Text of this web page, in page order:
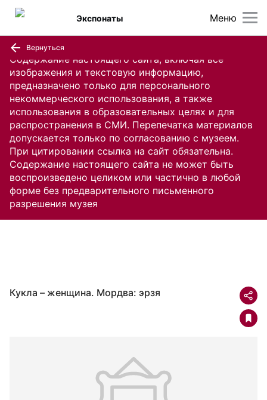
Содержание настоящего сайта, включая все
изображения и текстовую информацию,
предназначено только для персонального
некоммерческого использования, а также
использования в образовательных целях и для
распространения в СМИ. Перепечатка материалов
допускается только по согласованию с музеем.
При цитировании ссылка на сайт обязательна.
Содержание настоящего сайта не может быть
воспроизведено целиком или частично в любой
форме без предварительного письменного
разрешения музея
Меню
Экспонаты
Вернуться
Кукла – женщина. Мордва: эрзя